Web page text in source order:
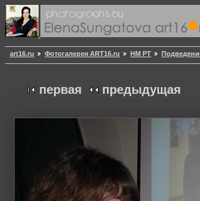
art16.ru Фотогалерея ART16.ru НМ РТ
первая предыдущая